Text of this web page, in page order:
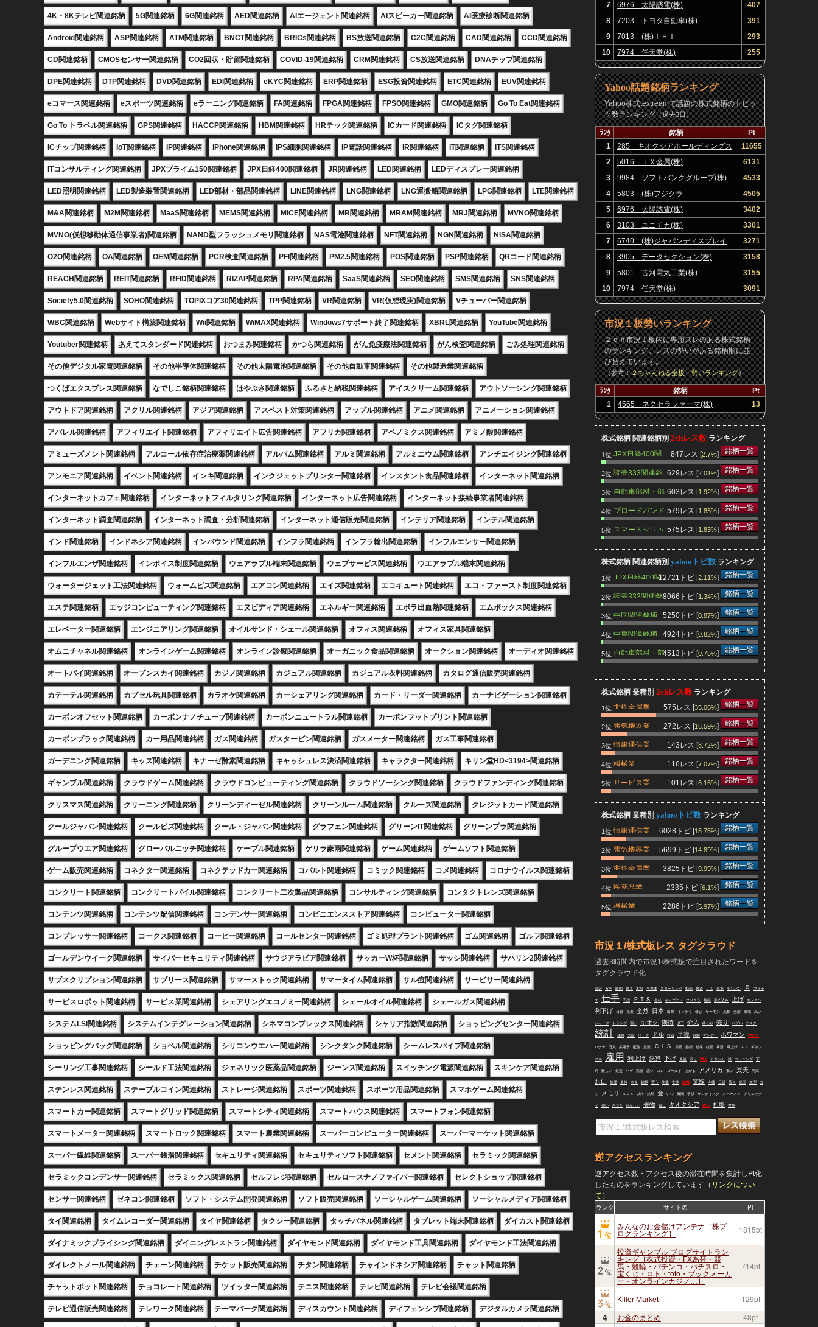
4K・8Kテレビ関連銘柄 5G関連銘柄 6G関連銘柄 AED関連銘柄 AIエージェント関連銘柄 AIスピーカー関連銘柄 AI医療診断関連銘柄
Android関連銘柄 ASP関連銘柄 ATM関連銘柄 BNCT関連銘柄 BRICs関連銘柄 BS放送関連銘柄 C2C関連銘柄 CAD関連銘柄 CCD関連銘柄
CD関連銘柄 CMOSセンサー関連銘柄 CO2回収・貯留関連銘柄 COVID-19関連銘柄 CRM関連銘柄 CS放送関連銘柄 DNAチップ関連銘柄
DPE関連銘柄 DTP関連銘柄 DVD関連銘柄 EDI関連銘柄 eKYC関連銘柄 ERP関連銘柄 ESG投資関連銘柄 ETC関連銘柄 EUV関連銘柄
eコマース関連銘柄 eスポーツ関連銘柄 eラーニング関連銘柄 FA関連銘柄 FPGA関連銘柄 FPSO関連銘柄 GMO関連銘柄 Go To Eat関連銘柄
Go To トラベル関連銘柄 GPS関連銘柄 HACCP関連銘柄 HBM関連銘柄 HRテック関連銘柄 ICカード関連銘柄 ICタグ関連銘柄
ICチップ関連銘柄 IoT関連銘柄 IP関連銘柄 iPhone関連銘柄 iPS細胞関連銘柄 IP電話関連銘柄 IR関連銘柄 IT関連銘柄 ITS関連銘柄
ITコンサルティング関連銘柄 JPXプライム150関連銘柄 JPX日経400関連銘柄 JR関連銘柄 LED関連銘柄 LEDディスプレー関連銘柄
LED照明関連銘柄 LED製造装置関連銘柄 LED部材・部品関連銘柄 LINE関連銘柄 LNG関連銘柄 LNG運搬船関連銘柄 LPG関連銘柄 LTE関連銘柄
M&A関連銘柄 M2M関連銘柄 MaaS関連銘柄 MEMS関連銘柄 MICE関連銘柄 MR関連銘柄 MRAM関連銘柄 MRJ関連銘柄 MVNO関連銘柄
MVNO(仮想移動体通信事業者)関連銘柄 NAND型フラッシュメモリ関連銘柄 NAS電池関連銘柄 NFT関連銘柄 NGN関連銘柄 NISA関連銘柄
O2O関連銘柄 OA関連銘柄 OEM関連銘柄 PCR検査関連銘柄 PFI関連銘柄 PM2.5関連銘柄 POS関連銘柄 PSP関連銘柄 QRコード関連銘柄
REACH関連銘柄 REIT関連銘柄 RFID関連銘柄 RIZAP関連銘柄 RPA関連銘柄 SaaS関連銘柄 SEO関連銘柄 SMS関連銘柄 SNS関連銘柄
Society5.0関連銘柄 SOHO関連銘柄 TOPIXコア30関連銘柄 TPP関連銘柄 VR関連銘柄 VR(仮想現実)関連銘柄 Vチューバー関連銘柄
WBC関連銘柄 Webサイト構築関連銘柄 Wii関連銘柄 WiMAX関連銘柄 Windows7サポート終了関連銘柄 XBRL関連銘柄 YouTube関連銘柄
Youtuber関連銘柄 あえてスタンダード関連銘柄 おつまみ関連銘柄 かつら関連銘柄 がん免疫療法関連銘柄 がん検査関連銘柄 ごみ処理関連銘柄
その他デジタル家電関連銘柄 その他半導体関連銘柄 その他太陽電池関連銘柄 その他自動車関連銘柄 その他製造業関連銘柄
つくばエクスプレス関連銘柄 なでしこ銘柄関連銘柄 はやぶさ関連銘柄 ふるさと納税関連銘柄 アイスクリーム関連銘柄 アウトソーシング関連銘柄
アウトドア関連銘柄 アクリル関連銘柄 アジア関連銘柄 アスベスト対策関連銘柄 アップル関連銘柄 アニメ関連銘柄 アニメーション関連銘柄
アパレル関連銘柄 アフィリエイト関連銘柄 アフィリエイト広告関連銘柄 アフリカ関連銘柄 アベノミクス関連銘柄 アミノ酸関連銘柄
アミューズメント関連銘柄 アルコール依存症治療薬関連銘柄 アルバム関連銘柄 アルミ関連銘柄 アルミニウム関連銘柄 アンチエイジング関連銘柄
アンモニア関連銘柄 イベント関連銘柄 インキ関連銘柄 インクジェットプリンター関連銘柄 インスタント食品関連銘柄 インターネット関連銘柄
インターネットカフェ関連銘柄 インターネットフィルタリング関連銘柄 インターネット広告関連銘柄 インターネット接続事業者関連銘柄
インターネット調査関連銘柄 インターネット調査・分析関連銘柄 インターネット通信販売関連銘柄 インテリア関連銘柄 インテル関連銘柄
インド関連銘柄 インドネシア関連銘柄 インバウンド関連銘柄 インフラ関連銘柄 インフラ輸出関連銘柄 インフルエンサー関連銘柄
インフルエンザ関連銘柄 インボイス制度関連銘柄 ウェアラブル端末関連銘柄 ウェブサービス関連銘柄 ウエアラブル端末関連銘柄
ウォータージェット工法関連銘柄 ウォームビズ関連銘柄 エアコン関連銘柄 エイズ関連銘柄 エコキュート関連銘柄 エコ・ファースト制度関連銘柄
エステ関連銘柄 エッジコンピューティング関連銘柄 エヌビディア関連銘柄 エネルギー関連銘柄 エボラ出血熱関連銘柄 エムポックス関連銘柄
エレベーター関連銘柄 エンジニアリング関連銘柄 オイルサンド・シェール関連銘柄 オフィス関連銘柄 オフィス家具関連銘柄
オムニチャネル関連銘柄 オンラインゲーム関連銘柄 オンライン診療関連銘柄 オーガニック食品関連銘柄 オークション関連銘柄 オーディオ関連銘柄
オートバイ関連銘柄 オープンスカイ関連銘柄 カジノ関連銘柄 カジュアル関連銘柄 カジュアル衣料関連銘柄 カタログ通信販売関連銘柄
カテーテル関連銘柄 カプセル玩具関連銘柄 カラオケ関連銘柄 カーシェアリング関連銘柄 カード・リーダー関連銘柄 カーナビゲーション関連銘柄
カーボンオフセット関連銘柄 カーボンナノチューブ関連銘柄 カーボンニュートラル関連銘柄 カーボンフットプリント関連銘柄
カーボンブラック関連銘柄 カー用品関連銘柄 ガス関連銘柄 ガスタービン関連銘柄 ガスメーター関連銘柄 ガス工事関連銘柄
ガーデニング関連銘柄 キッズ関連銘柄 キナーゼ酵素関連銘柄 キャッシュレス決済関連銘柄 キャラクター関連銘柄 キリン堂HD<3194>関連銘柄
ギャンブル関連銘柄 クラウドゲーム関連銘柄 クラウドコンピューティング関連銘柄 クラウドソーシング関連銘柄 クラウドファンディング関連銘柄
クリスマス関連銘柄 クリーニング関連銘柄 クリーンディーゼル関連銘柄 クリーンルーム関連銘柄 クルーズ関連銘柄 クレジットカード関連銘柄
クールジャパン関連銘柄 クールビズ関連銘柄 クール・ジャパン関連銘柄 グラフェン関連銘柄 グリーンIT関連銘柄 グリーンプラ関連銘柄
グループウエア関連銘柄 グローバルニッチ関連銘柄 ケーブル関連銘柄 ゲリラ豪雨関連銘柄 ゲーム関連銘柄 ゲームソフト関連銘柄
ゲーム販売関連銘柄 コネクター関連銘柄 コネクテッドカー関連銘柄 コバルト関連銘柄 コミック関連銘柄 コメ関連銘柄 コロナウイルス関連銘柄
コンクリート関連銘柄 コンクリートパイル関連銘柄 コンクリート二次製品関連銘柄 コンサルティング関連銘柄 コンタクトレンズ関連銘柄
コンテンツ関連銘柄 コンテンツ配信関連銘柄 コンデンサー関連銘柄 コンビニエンスストア関連銘柄 コンピューター関連銘柄
コンプレッサー関連銘柄 コークス関連銘柄 コーヒー関連銘柄 コールセンター関連銘柄 ゴミ処理プラント関連銘柄 ゴム関連銘柄 ゴルフ関連銘柄
ゴールデンウイーク関連銘柄 サイバーセキュリティ関連銘柄 サウジアラビア関連銘柄 サッカーW杯関連銘柄 サッシ関連銘柄 サハリン2関連銘柄
サブスクリプション関連銘柄 サブリース関連銘柄 サマーストック関連銘柄 サマータイム関連銘柄 サル痘関連銘柄 サービサー関連銘柄
サービスロボット関連銘柄 サービス業関連銘柄 シェアリングエコノミー関連銘柄 シェールオイル関連銘柄 シェールガス関連銘柄
システムLSI関連銘柄 システムインテグレーション関連銘柄 シネマコンプレックス関連銘柄 シャリア指数関連銘柄 ショッピングセンター関連銘柄
ショッピングバッグ関連銘柄 ショベル関連銘柄 シリコンウエハー関連銘柄 シンクタンク関連銘柄 シームレスパイプ関連銘柄
シーリング工事関連銘柄 シールド工法関連銘柄 ジェネリック医薬品関連銘柄 ジーンズ関連銘柄 スイッチング電源関連銘柄 スキンケア関連銘柄
ステンレス関連銘柄 ステーブルコイン関連銘柄 ストレージ関連銘柄 スポーツ関連銘柄 スポーツ用品関連銘柄 スマホゲーム関連銘柄
スマートカー関連銘柄 スマートグリッド関連銘柄 スマートシティ関連銘柄 スマートハウス関連銘柄 スマートフォン関連銘柄
スマートメーター関連銘柄 スマートロック関連銘柄 スマート農業関連銘柄 スーパーコンピューター関連銘柄 スーパーマーケット関連銘柄
スーパー繊維関連銘柄 スーパー銭湯関連銘柄 セキュリティ関連銘柄 セキュリティソフト関連銘柄 セメント関連銘柄 セラミック関連銘柄
セラミックコンデンサー関連銘柄 セラミックス関連銘柄 セルフレジ関連銘柄 セルロースナノファイバー関連銘柄 セレクトショップ関連銘柄
センサー関連銘柄 ゼネコン関連銘柄 ソフト・システム開発関連銘柄 ソフト販売関連銘柄 ソーシャルゲーム関連銘柄 ソーシャルメディア関連銘柄
タイ関連銘柄 タイムレコーダー関連銘柄 タイヤ関連銘柄 タクシー関連銘柄 タッチパネル関連銘柄 タブレット端末関連銘柄 ダイカスト関連銘柄
ダイナミックプライシング関連銘柄 ダイニングレストラン関連銘柄 ダイヤモンド関連銘柄 ダイヤモンド工具関連銘柄 ダイヤモンド工法関連銘柄
ダイレクトメール関連銘柄 チェーン関連銘柄 チケット販売関連銘柄 チタン関連銘柄 チャインドネシア関連銘柄 チャット関連銘柄
チャットボット関連銘柄 チョコレート関連銘柄 ツイッター関連銘柄 テニス関連銘柄 テレビ関連銘柄 テレビ会議関連銘柄
テレビ通信販売関連銘柄 テレワーク関連銘柄 テーマパーク関連銘柄 ディスカウント関連銘柄 ディフェンシブ関連銘柄 デジタルカメラ関連銘柄
7
6976 太陽誘電(株)
407
8
7203 トヨタ自動車(株)
391
9
7013 (株)ＩＨＩ
293
10
7974 任天堂(株) 255
Yahoo話題銘柄ランキング
Yahoo株式textreamで話題の株式銘柄のトピッ
ク数ランキング（過去3日）
ﾗﾝｸ 銘柄
Pt
1
285 キオクシアホールディングス
(株)
11655
2
5016 ＪＸ金属(株)
6131
3
9984 ソフトバンクグループ(株)
4533
4
5803 (株)フジクラ
4505
5
6976 太陽誘電(株)
3402
6
3103 ユニチカ(株)
3301
7
6740 (株)ジャパンディスプレイ
3271
8
3905 データセクション(株)
3158
9
5801 古河電気工業(株)
3155
10
7974 任天堂(株) 3091
市況１板勢いランキング
２ｃｈ市況１板内に専用スレのある株式銘柄
のランキング。レスの勢いがある銘柄順に並
び替えています。
（参考：２ちゃんねる全板・勢いランキング）
ﾗﾝｸ 銘柄
Pt
1
4565 ネクセラファーマ(株) 13
株式銘柄 関連銘柄別 2chレス数 ランキング
1位 JPX日経400関
連銘柄
847レス [2.7%] 銘柄一覧
2位 読売333関連銘
柄
629レス [2.01%] 銘柄一覧
3位 自動車部材・部
品関連銘柄
603レス [1.92%] 銘柄一覧
4位 ブロードバンド
関連銘柄
579レス [1.85%] 銘柄一覧
5位 スマートグリッ
ド関連銘柄
575レス [1.83%] 銘柄一覧
株式銘柄 関連銘柄別 yahooトピ数 ランキング
1位 JPX日経400関
連銘柄
12721トピ [2.11%] 銘柄一覧
2位 読売333関連銘
柄
8066トピ [1.34%] 銘柄一覧
3位 中国関連銘柄 5250トピ [0.87%] 銘柄一覧
4位 中東関連銘柄 4924トピ [0.82%] 銘柄一覧
5位 自動車部材・部
品関連銘柄
4513トピ [0.75%] 銘柄一覧
株式銘柄 業種別 2chレス数 ランキング
1位 非鉄金属業 575レス [35.06%] 銘柄一覧
2位 電気機器業 272レス [16.59%] 銘柄一覧
3位 情報通信業 143レス [8.72%] 銘柄一覧
4位 機械業 116レス [7.07%] 銘柄一覧
5位 サービス業 101レス [6.16%] 銘柄一覧
株式銘柄 業種別 yahooトピ数 ランキング
1位 情報通信業 6028トピ [15.75%] 銘柄一覧
2位 電気機器業 5699トピ [14.89%] 銘柄一覧
3位 非鉄金属業 3825トピ [9.99%] 銘柄一覧
4位 医薬品業 2335トピ [6.1%] 銘柄一覧
5位 機械業 2286トピ [5.97%] 銘柄一覧
市況１/株式板レス タグクラウド
過去3時間内で市況1/株式板で注目されたワードを
タグクラウド化
設定 ガチ 時間 来る 本当 半導体 スターリンク 動画 来週 ＪＸ 普通 チンパン 月 マイナ
ス 仕手 予想 ＰＴＳ 会社 キャプテン フジクラ 超絶 嵌め込み 上げ モメチン
利下げ 日銀 発表 全然 日本 出来 インチキ 修正 サーモン 高株 全部 市場 高い
シャープ トランプ 弱い キオク 期待 以下 介入 終わり 売り バブル テスタ
統計 価格 大阪 リーグ ドル 投資 半導 月曜 マンデー ホワマン 空売り
バナナ 万人 栄電子 配信 急騰 ＣＩＳ 馬鹿 指標 結果 結婚 暴落 爆上げ ＡＩ ギャン
ブル 雇用 利上げ 決算 下げ 最後 寄り 買え ナウシカ 誰 コーニング 下
痢 難しい 最近 ハゲ 高値 悪い コレ ゴールド 上がる アメリカ 安い 楽天 円高
おに 株価 最強 ネタ 銘柄 買う 失業 女性 材料 電線 今後 日経 落ち 米国 無理 ゴ
ミ メモリ ＳＯＸ 以外 結局 金 いつ 機関 子供 サンディスク スペースＸ アリエッテ
ィ 強い さつき おかしい 先物 毎日 キオクシア 買い 相場 世界
逆アクセスランキング
逆アクセス数・アクセス後の滞在時間を集計しPt化
したものをランキングしています（ リンクについ
て）
ランク サイト名 Pt
みんなのお金儲けアンテナ［株ブ
ログランキング］ 1815pt
投資ギャンブル ブログサイトラン
キング［株式投資・FX為替・競
馬・競輪・パチンコ・パチスロ・
宝くじ・ロト・toto・ブックメーカ
ー・オンラインカジノ…］
714pt
Killer Market 129pt
4 お金のまとめ 48pt